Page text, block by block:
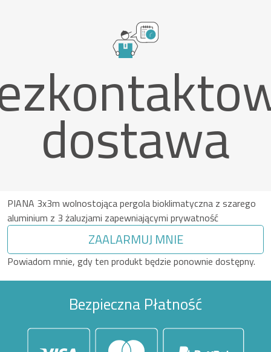
dostawa
PIANA 3x3m wolnostojąca pergola bioklimatyczna z szarego
aluminium z 3 żaluzjami zapewniającymi prywatność
ZAALARMUJ MNIE
Powiadom mnie, gdy ten produkt będzie ponownie dostępny.
Bezpieczna Płatność